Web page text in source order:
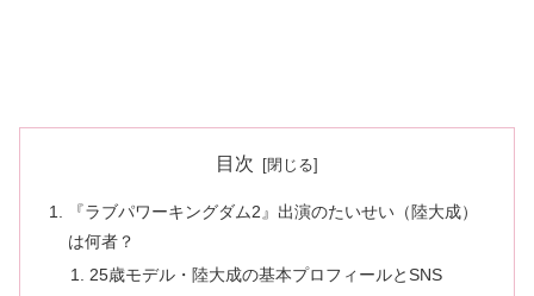
目次
『ラブパワーキングダム2』出演のたいせい（陸大成）
は何者？
25歳モデル・陸大成の基本プロフィールとSNS